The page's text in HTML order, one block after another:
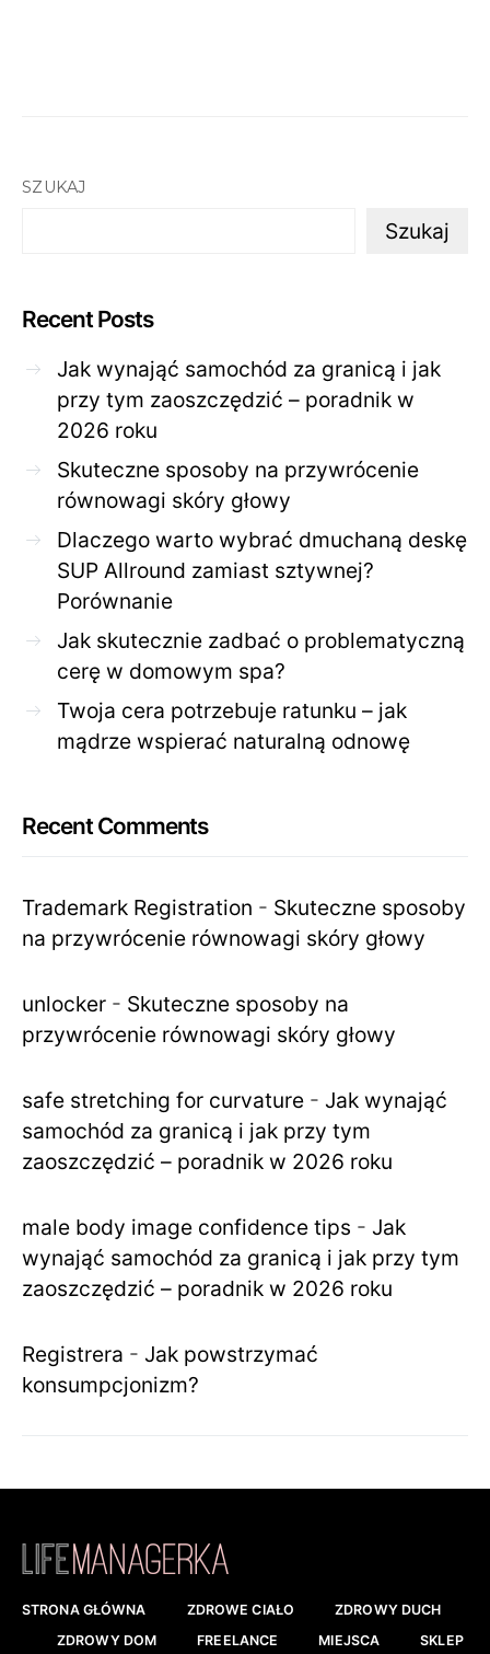
SZUKAJ
Szukaj
Recent Posts
Jak wynająć samochód za granicą i jak
przy tym zaoszczędzić – poradnik w
2026 roku
Skuteczne sposoby na przywrócenie
równowagi skóry głowy
Dlaczego warto wybrać dmuchaną deskę
SUP Allround zamiast sztywnej?
Porównanie
Jak skutecznie zadbać o problematyczną
cerę w domowym spa?
Twoja cera potrzebuje ratunku – jak
mądrze wspierać naturalną odnowę
Recent Comments
Trademark Registration - Skuteczne sposoby
na przywrócenie równowagi skóry głowy
unlocker - Skuteczne sposoby na
przywrócenie równowagi skóry głowy
safe stretching for curvature - Jak wynająć
samochód za granicą i jak przy tym
zaoszczędzić – poradnik w 2026 roku
male body image confidence tips - Jak
wynająć samochód za granicą i jak przy tym
zaoszczędzić – poradnik w 2026 roku
Registrera - Jak powstrzymać
konsumpcjonizm?
STRONA GŁÓWNA ZDROWE CIAŁO
ZDROWY DUCH
ZDROWY DOM
FREELANCE MIEJSCA SKLEP